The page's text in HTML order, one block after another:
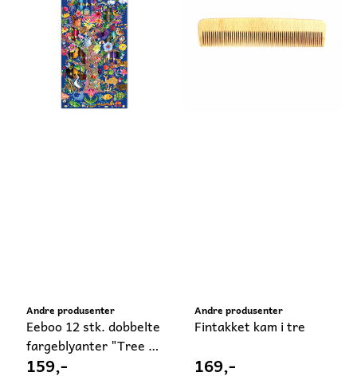
Andre produsenter
Eeboo 12 stk. dobbelte
fargeblyanter "Tree of
...
159,-
Andre produsenter
Fintakket kam i tre
169,-